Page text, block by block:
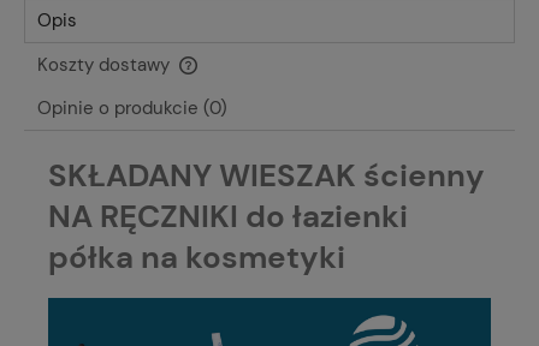
Opis
Koszty dostawy
Cena nie zawiera ewentualnych kosztów płatności
Opinie o produkcie (0)
SKŁADANY WIESZAK ścienny
NA RĘCZNIKI do łazienki
półka na kosmetyki